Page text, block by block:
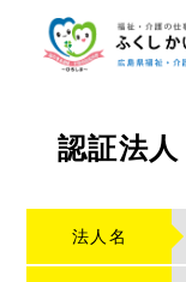
認証法人
法人名